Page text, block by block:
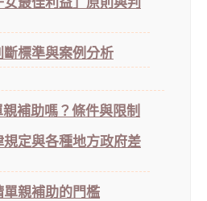
標準與案例分析
補助嗎？條件與限制
定與各種地方政府差
親補助的門檻